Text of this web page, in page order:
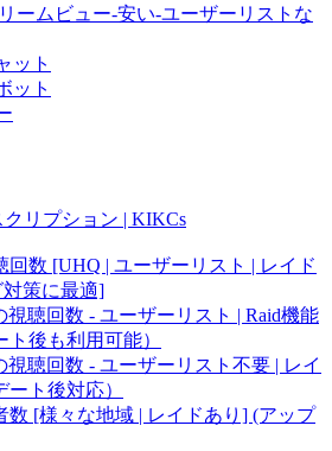
ームビュー-安い-ユーザーリストな
ット
ット
リプション | KIKCs
回数 [UHQ | ユーザーリスト | レイド
対策に最適]
聴回数 - ユーザーリスト | Raid機能
後も利用可能）
聴回数 - ユーザーリスト不要 | レイ
ート後対応）
数 [様々な地域 | レイドあり] (アップ